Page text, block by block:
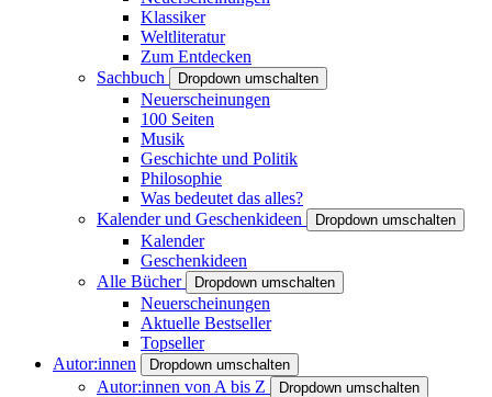
Klassiker
Weltliteratur
Zum Entdecken
Sachbuch
Dropdown umschalten
Neuerscheinungen
100 Seiten
Musik
Geschichte und Politik
Philosophie
Was bedeutet das alles?
Kalender und Geschenkideen
Dropdown umschalten
Kalender
Geschenkideen
Alle Bücher
Dropdown umschalten
Neuerscheinungen
Aktuelle Bestseller
Topseller
Autor:innen
Dropdown umschalten
Autor:innen von A bis Z Dropdown umschalten